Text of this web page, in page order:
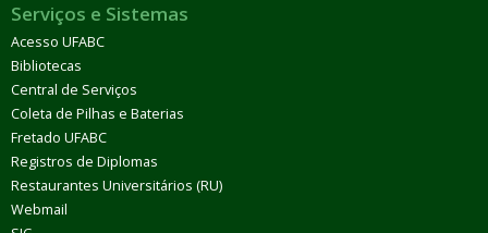
Serviços e Sistemas
Acesso UFABC
Bibliotecas
Central de Serviços
Coleta de Pilhas e Baterias
Fretado UFABC
Registros de Diplomas
Restaurantes Universitários (RU)
Webmail